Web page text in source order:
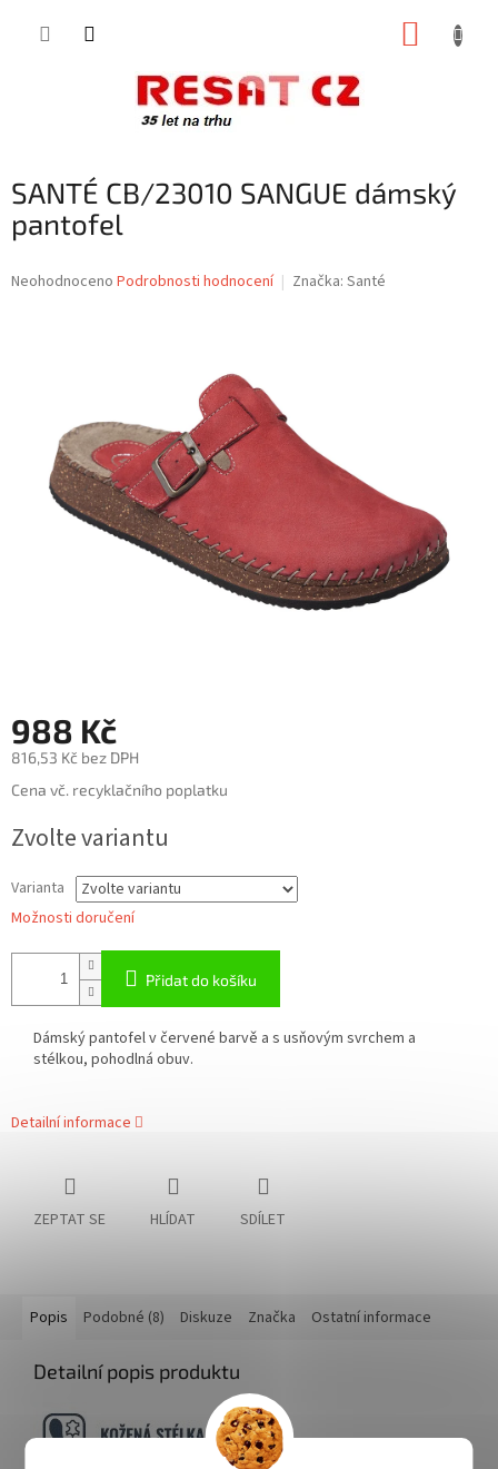
SANTÉ CB/23010 SANGUE dámský
pantofel
Průměrné
hvězdiček.
Neohodnoceno Podrobnosti hodnocení Značka: Santé
988 Kč
816,53 Kč bez DPH
Měrná
Cena vč. recyklačního poplatku
Zvolte variantu
Varianta
Možnosti doručení
Přidat do košíku
Dámský pantofel v červené barvě a s usňovým svrchem a
stélkou, pohodlná obuv.
Detailní informace
ZEPTAT SE HLÍDAT SDÍLET
Popis Podobné (8) Diskuze Značka Ostatní informace
Detailní popis produktu